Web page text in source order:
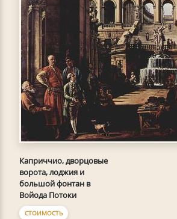
Каприччио, дворцовые
ворота, лоджия и
большой фонтан в
Войода Потоки
СТОИМОСТЬ